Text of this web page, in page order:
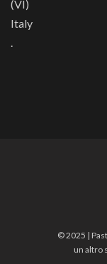
(VI)
Italy
© 2025 |
un altro